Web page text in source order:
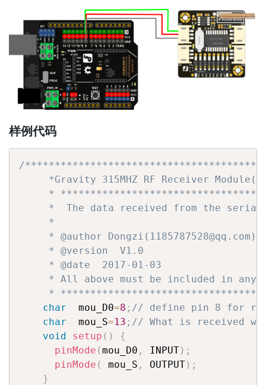
样例代码
/
*Gravity 315MHZ RF Receiver
*
*  The data received from the
     *
     * @author Dongzi(1185787528@qq.com)
     * @version  V1.0
     * @date  2017-01-03
* All above must be included in any
*
char
  mou_D0
=8 ; // define pin 8 for
char
  mou_S
=13 ; // What is received
void
setup ( )
{
pinMode (mou_D0 , INPUT) ;
pinMode ( mou_S , OUTPUT) ;
}